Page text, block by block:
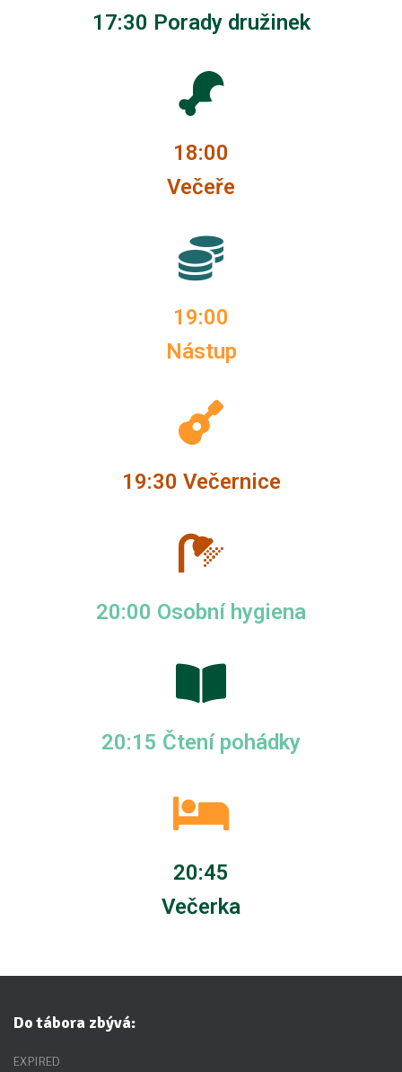
17:30 Porady družinek
18:00
Večeře
19:00
Nástup
19:30 Večernice
20:00 Osobní hygiena
20:15 Čtení pohádky
20:45
Večerka
Do tábora zbývá:
EXPIRED